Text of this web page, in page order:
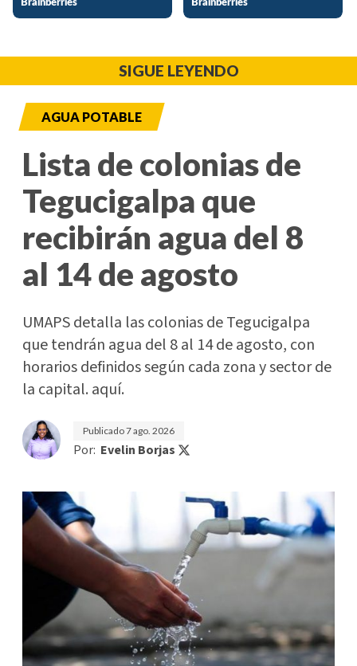
SIGUE LEYENDO
AGUA POTABLE
Lista de colonias de
Tegucigalpa que
recibirán agua del 8
al 14 de agosto
UMAPS detalla las colonias de Tegucigalpa
que tendrán agua del 8 al 14 de agosto, con
horarios definidos según cada zona y sector de
la capital. aquí.
Publicado7 ago. 2026
Por: Evelin Borjas